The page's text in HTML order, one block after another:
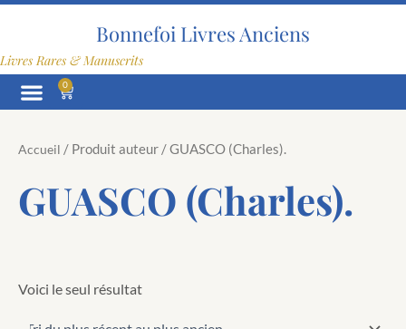
Aller
Bonnefoi Livres Anciens
Livres Rares & Manuscrits
0
Panier
Accueil / Produit auteur / GUASCO (Charles).
GUASCO (Charles).
Voici le seul résultat